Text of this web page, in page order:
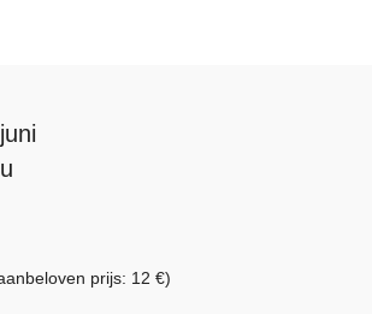
prijs: 12 €)